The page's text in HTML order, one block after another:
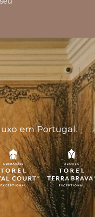
em Portugal.